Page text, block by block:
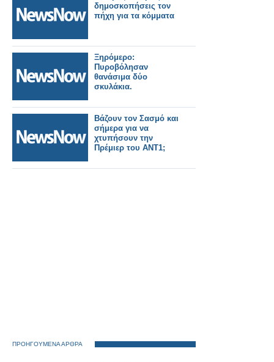
δημοσκοπήσεις τον
πήχη για τα κόμματα
Ξηρόμερο:
Πυροβόλησαν
θανάσιμα δύο
σκυλάκια.
Βάζουν τον Σασμό και
σήμερα για να
χτυπήσουν την
Πρέμιερ του ΑΝΤ1;
ΠΡΟΗΓΟΥΜΕΝΑ ΑΡΘΡΑ